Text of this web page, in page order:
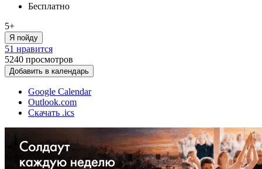
Бесплатно
5+
Я пойду
51 нравится
5240 просмотров
Добавить в календарь
Google Calendar
Outlook.com
Скачать .ics